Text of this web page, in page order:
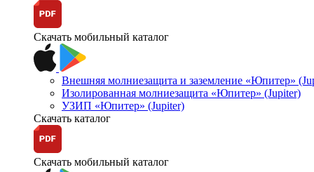
Скачать мобильный каталог
Внешняя молниезащита и заземление «Юпитер»
Изолированная молниезащита «Юпитер» (Jupiter)
УЗИП «Юпитер» (Jupiter)
Скачать каталог
Скачать мобильный каталог